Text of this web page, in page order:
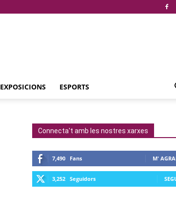
EXPOSICIONS ESPORTS
Connecta't amb les nostres xarxes
7,490 Fans M'
3,252 Seguidors